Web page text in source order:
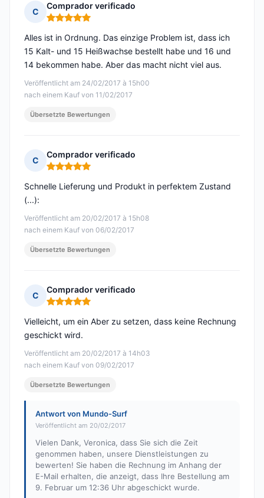
C
Comprador verificado
Hinweis: 5 von 5
Veröffentlicht am 24/02/2017 à 15h00
nach einem Kauf von 11/02/2017
Alles ist in Ordnung. Das einzige Problem ist, dass ich
15 Kalt- und 15 Heißwachse bestellt habe und 16 und
14 bekommen habe. Aber das macht nicht viel aus.
Übersetzte Bewertungen
C
Comprador verificado
Hinweis: 5 von 5
Veröffentlicht am 20/02/2017 à 15h08
nach einem Kauf von 06/02/2017
Schnelle Lieferung und Produkt in perfektem Zustand
(...):
Übersetzte Bewertungen
C
Comprador verificado
Hinweis: 5 von 5
Veröffentlicht am 20/02/2017 à 14h03
nach einem Kauf von 09/02/2017
Vielleicht, um ein Aber zu setzen, dass keine Rechnung
geschickt wird.
Übersetzte Bewertungen
Antwort von Mundo-Surf
Veröffentlicht am 20/02/2017
Vielen Dank, Veronica, dass Sie sich die Zeit
genommen haben, unsere Dienstleistungen zu
bewerten! Sie haben die Rechnung im Anhang der
E-Mail erhalten, die anzeigt, dass Ihre Bestellung am
9. Februar um 12:36 Uhr abgeschickt wurde.